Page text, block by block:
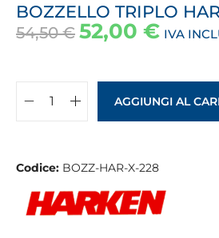
BOZZELLO TRIPLO
54,50€ 52,00 € IVA
AGGIUNGI AL
Codice: BOZZ-HAR-X-228